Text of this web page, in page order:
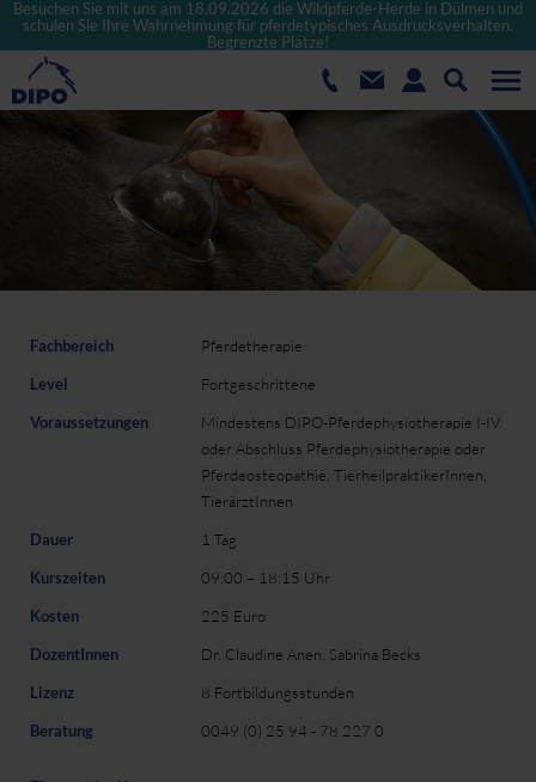
Besuchen Sie mit uns am 18.09.2026 die Wildpferde-Herde in Dülmen und
schulen Sie Ihre Wahrnehmung für pferdetypisches Ausdrucksverhalten.
Begrenzte Plätze!
Fachbereich
Pferdetherapie
Level
Fortgeschrittene
Voraussetzungen
Mindestens DIPO-Pferdephysiotherapie I-IV
oder Abschluss Pferdephysiotherapie oder
Pferdeosteopathie, TierheilpraktikerInnen,
TierärztInnen
Dauer
1 Tag
Kurszeiten
09:00 – 18:15 Uhr
Kosten
225 Euro
DozentInnen
Dr. Claudine Anen, Sabrina Becks
Lizenz
8 Fortbildungsstunden
Beratung
0049 (0) 25 94 - 78 227 0